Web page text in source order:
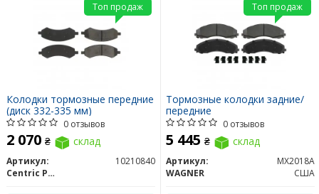
Колодки тормозные передние
(диск 332-335 мм)
0 отзывов
2 070 ₴ склад
Артикул:
10210840
Centric Parts
Топ продаж
Тормозные колодки задние/
передние
0 отзывов
5 445 ₴ склад
Артикул:
MX2018A
WAGNER
США
Топ продаж